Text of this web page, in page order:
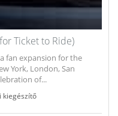
Ticket to Ride)
fan expansion for the
York, London, San
of...
kiegészítő